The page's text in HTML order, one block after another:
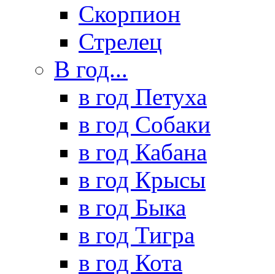
Скорпион
Стрелец
В год...
в год Петуха
в год Собаки
в год Кабана
в год Крысы
в год Быка
в год Тигра
в год Кота